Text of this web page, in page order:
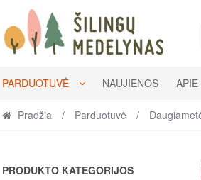
to
navigation
to
content
PARDUOTUVĖ NAUJIENOS
Pradžia / Parduotuvė /
PRODUKTO KATEGORIJOS